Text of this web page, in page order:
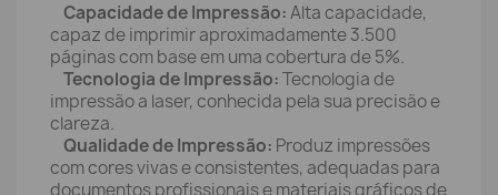
Capacidade de Impressão:Alta capacidade,
capaz de imprimir aproximadamente 3.500
páginas com base em uma cobertura de 5%.
Tecnologia de Impressão:Tecnologia de
impressão a laser, conhecida pela sua precisão e
clareza.
Qualidade de Impressão: Produz impressões
com cores vivas e consistentes, adequadas para
documentos profissionais e materiais gráficos de